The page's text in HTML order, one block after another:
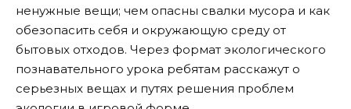
ненужные вещи; чем опасны свалки мусора и как
обезопасить себя и окружающую среду от
бытовых отходов. Через формат экологического
познавательного урока ребятам расскажут о
серьезных вещах и путях решения проблем